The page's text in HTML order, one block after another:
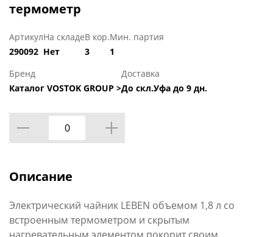
термометр
Артикул
290092
На складе
Нет
В кор.
3
Мин. партия
1
Бренд
Каталог VOSTOK GROUP >
Доставка
До скл.Уфа до 9 дн.
Описание
Электрический чайник LEBEN объемом 1,8 л со
встроенным термометром и скрытым